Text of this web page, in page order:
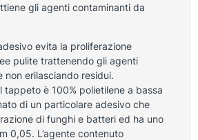
gli agenti contaminanti da
evita la proliferazione
pulite trattenendo gli agenti
non erilasciando residui.
tappeto è 100% polietilene a bassa
di un particolare adesivo che
di funghi e batteri ed ha uno
0,05. L’agente contenuto